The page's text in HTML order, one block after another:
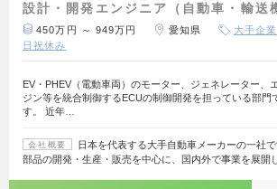
設計・開発エンジニア（自動車・輸送
450万円 ～ 949万円 愛知県 大手企業
日祝休み
EV・PHEV（電動車両）のモーター、ジェネレーター、
ジン等を統合制御するECUの制御開発を担っている部門
す。 近年…
会社概要
日本を代表する大手自動車メーカーの一社
部品の開発・生産・販売を中心に、国内外で事業を展開